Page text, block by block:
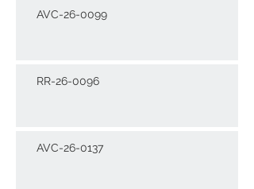
AVC-26-0099
RR-26-0096
AVC-26-0137